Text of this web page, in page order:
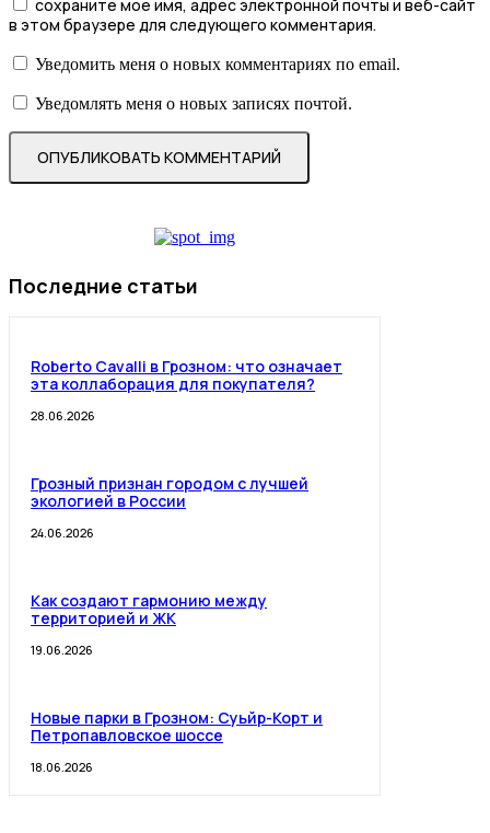
сохраните мое имя, адрес электронной почты и веб-сайт
в этом браузере для следующего комментария.
Уведомить меня о новых комментариях по email.
Уведомлять меня о новых записях почтой.
Последние статьи
Roberto Cavalli в Грозном: что означает
эта коллаборация для покупателя?
28.06.2026
Грозный признан городом с лучшей
экологией в России
24.06.2026
Как создают гармонию между
территорией и ЖК
19.06.2026
Новые парки в Грозном: Суьйр-Корт и
Петропавловское шоссе
18.06.2026